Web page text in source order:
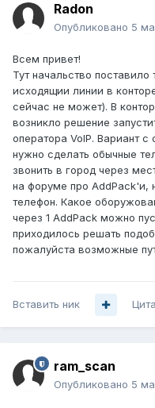
Radon
Опубликовано 5
Всем привет!
Тут начальство
исходящии линии в
сейчас не может). В
возникло решение
оператора VoIP. Вариант
нужно сделать обычные
звонить в город через
на форуме про AddPack'и,
телефон. Какое
через 1 AddPack можно
приходилось решать
пожалуйста возможные
Вставить ник
ram_scan
Опубликовано 5